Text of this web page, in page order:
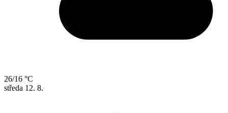
26/16 °C
středa 12. 8.